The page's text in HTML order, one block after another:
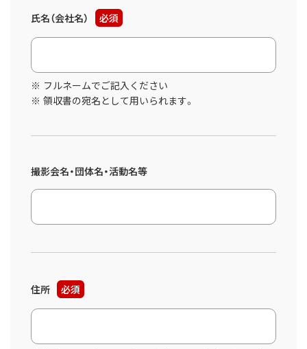
氏名（会社名） 必須
フルネームでご記入ください
領収書の宛名として用いられます。
撮影会名・団体名・活動名等
住所 必須